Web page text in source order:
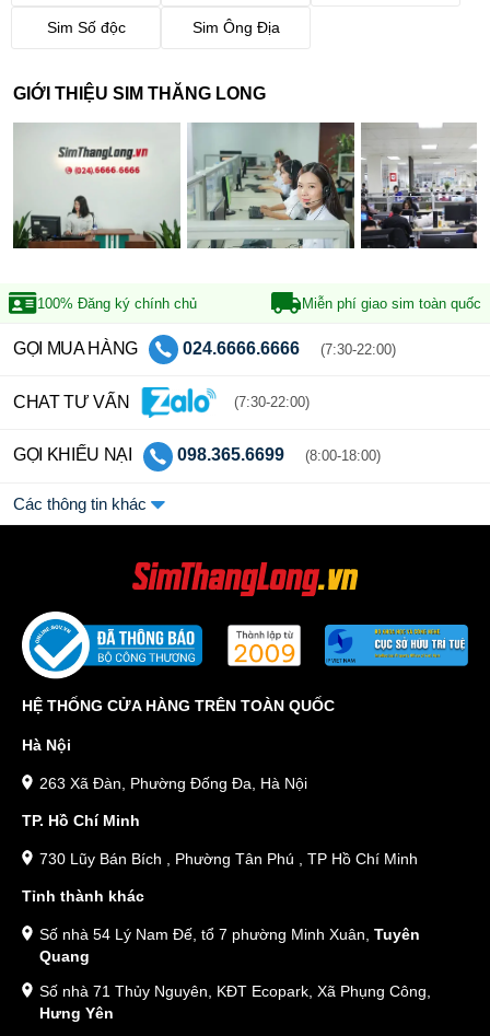
Sim Số độc Sim Ông Địa
GIỚI THIỆU SIM THĂNG LONG
100% Đăng ký chính chủ Miễn phí giao sim toàn quốc
GỌI MUA HÀNG 024.6666.6666 (7:30-22:00)
CHAT TƯ VẤN (7:30-22:00)
GỌI KHIẾU NẠI 098.365.6699 (8:00-18:00)
Các thông tin khác
HỆ THỐNG CỬA HÀNG TRÊN TOÀN QUỐC
Hà Nội
263 Xã Đàn, Phường Đống Đa, Hà Nội
TP. Hồ Chí Minh
730 Lũy Bán Bích , Phường Tân Phú , TP Hồ Chí Minh
Tỉnh thành khác
Số nhà 54 Lý Nam Đế, tổ 7 phường Minh Xuân, Tuyên
Quang
Số nhà 71 Thủy Nguyên, KĐT Ecopark, Xã Phụng Công,
Hưng Yên